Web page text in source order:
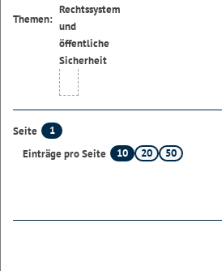
Themen:
Seite
1
Einträge pro Seite
10 20 50